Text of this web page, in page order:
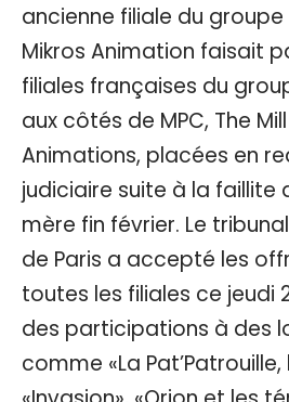
ancienne filiale du
Mikros Animation faisait
filiales françaises du
aux côtés de MPC, The
Animations, placées en
judiciaire suite à la faillite
mère fin février. Le
de Paris a accepté les
toutes les filiales ce jeudi
des participations à des
comme «La Pat’Patrouille,